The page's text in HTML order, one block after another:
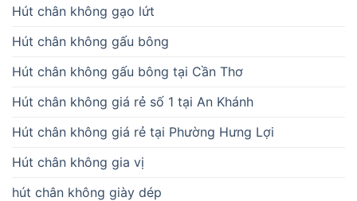
Hút chân không gạo lứt
Hút chân không gấu bông
Hút chân không gấu bông tại Cần Thơ
Hút chân không giá rẻ số 1 tại An Khánh
Hút chân không giá rẻ tại Phường Hưng Lợi
Hút chân không gia vị
hút chân không giày dép